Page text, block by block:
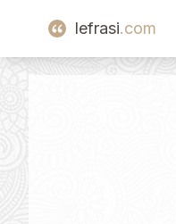
lefrasi.com